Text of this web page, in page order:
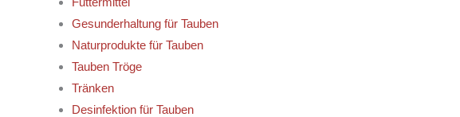
Gesunderhaltung für Tauben
Naturprodukte für Tauben
Tauben Tröge
Tränken
Desinfektion für Tauben